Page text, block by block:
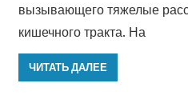
вызывающего тяжелые
кишечного тракта. На
ЧИТАТЬ ДАЛЕЕ